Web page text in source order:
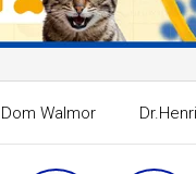
Dom Walmor